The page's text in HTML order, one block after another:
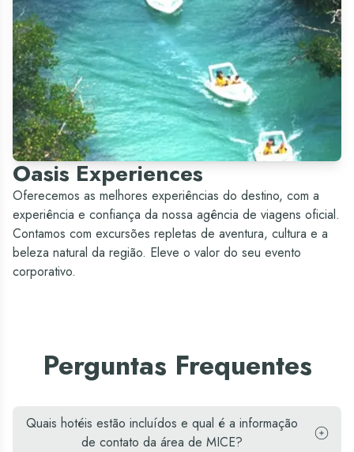
Oasis Experiences
Oferecemos as melhores experiências do destino, com a
experiência e confiança da nossa agência de viagens oficial.
Contamos com excursões repletas de aventura, cultura e a
beleza natural da região. Eleve o valor do seu evento
corporativo.
Perguntas Frequentes
Quais hotéis estão incluídos e qual é a informação
de contato da área de MICE?